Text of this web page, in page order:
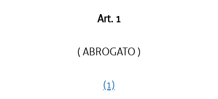
Art. 1
( ABROGATO )
(1)